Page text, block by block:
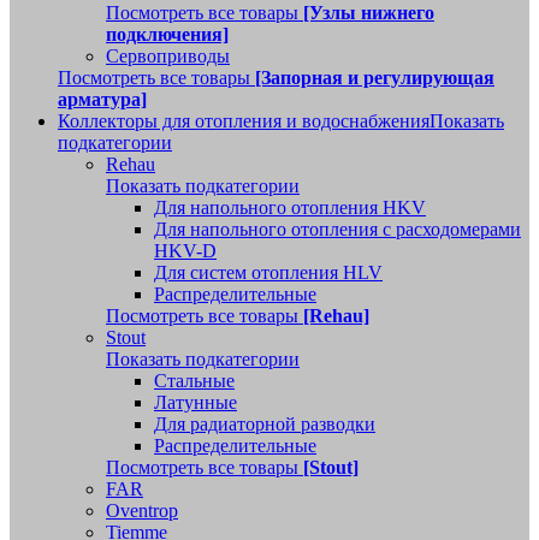
Посмотреть все товары [Узлы нижнего
подключения]
Сервоприводы
Посмотреть все товары [Запорная и регулирующая
арматура]
Коллекторы для отопления и водоснабженияПоказать
подкатегории
Rehau
Показать подкатегории
Для напольного отопления HKV
Для напольного отопления с расходомерами
HKV-D
Для систем отопления HLV
Распределительные
Посмотреть все товары [Rehau]
Stout
Показать подкатегории
Стальные
Латунные
Для радиаторной разводки
Распределительные
Посмотреть все товары [Stout]
FAR
Oventrop
Tiemme